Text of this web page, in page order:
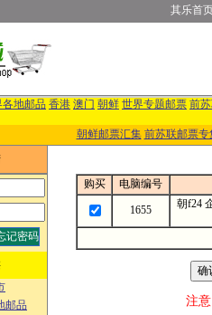
其乐首
各地邮品 香港 澳门 朝鲜 世界专题邮票 前
朝鲜邮票汇集 前苏联邮票专
邮品
购买 电脑编号
1655 朝f24
注意